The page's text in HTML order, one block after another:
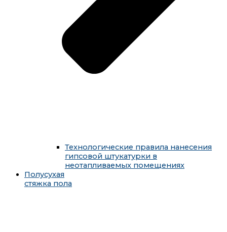
Технологические правила нанесения
гипсовой штукатурки в
неотапливаемых помещениях
Полусухая
стяжка пола